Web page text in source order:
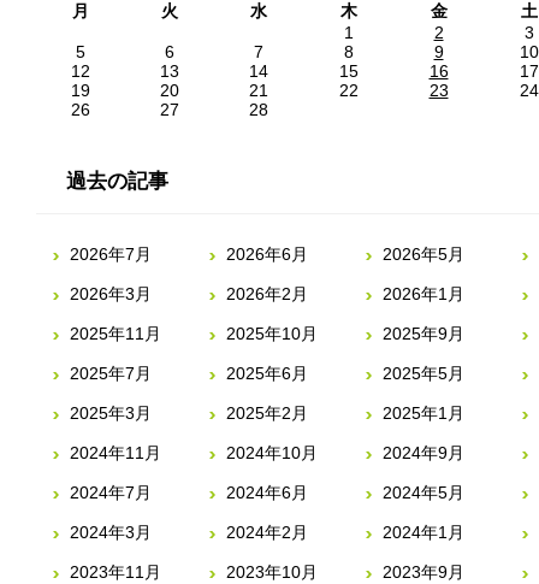
月 火 水 木 金
土
1
2
3
5
6 7 8 9
10
12
13 14 15 16
17
19
20 21 22 23
24
26
27 28
過去の記事
2026年7月 2026年6月 2026年5月
2026年3月 2026年2月 2026年1月
2025年11月 2025年10月 2025年9月
2025年7月 2025年6月 2025年5月
2025年3月 2025年2月 2025年1月
2024年11月 2024年10月 2024年9月
2024年7月 2024年6月 2024年5月
2024年3月 2024年2月 2024年1月
2023年11月 2023年10月 2023年9月